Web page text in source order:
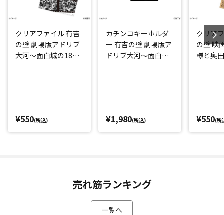
クリアファイル 有吉
の壁 劇場版アドリブ
大河～面白城の18人
¥550(税込)
カチンコキーホルダ
ー 有吉の壁 劇場版ア
ドリブ大河～面白城
¥1,980(税込)
クリア
の壁 映
様と奥
¥550(税
売れ筋ランキング
一覧へ